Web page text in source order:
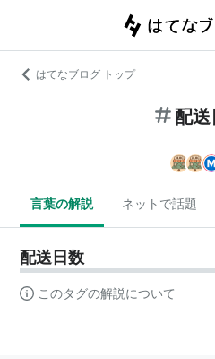
はてなブログ トップ
配送
言葉の解説 ネットで話題
配送日数
このタグの解説について